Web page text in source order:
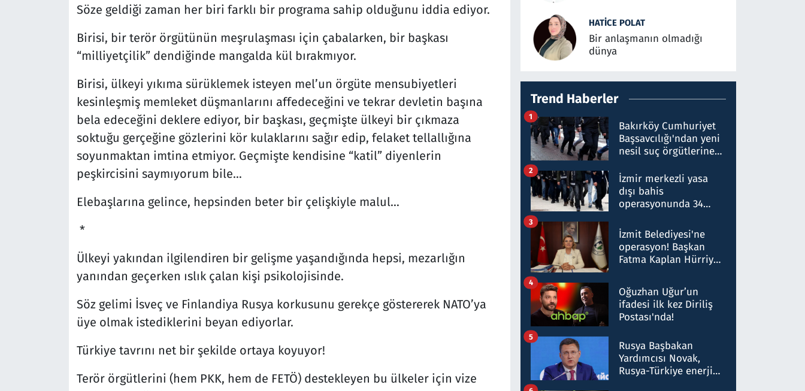
Söze geldiği zaman her biri farklı bir programa sahip olduğunu iddia ediyor.
Birisi, bir terör örgütünün meşrulaşması için çabalarken, bir başkası
“milliyetçilik” dendiğinde mangalda kül bırakmıyor.
Birisi, ülkeyi yıkıma sürüklemek isteyen mel’un örgüte mensubiyetleri
kesinleşmiş memleket düşmanlarını affedeceğini ve tekrar devletin başına
bela edeceğini deklere ediyor, bir başkası, geçmişte ülkeyi bir çıkmaza
soktuğu gerçeğine gözlerini kör kulaklarını sağır edip, felaket tellallığına
soyunmaktan imtina etmiyor. Geçmişte kendisine “katil” diyenlerin
peşkircisini saymıyorum bile…
Elebaşlarına gelince, hepsinden beter bir çelişkiyle malul…
*
Ülkeyi yakından ilgilendiren bir gelişme yaşandığında hepsi, mezarlığın
yanından geçerken ıslık çalan kişi psikolojisinde.
Söz gelimi İsveç ve Finlandiya Rusya korkusunu gerekçe göstererek NATO’ya
üye olmak istediklerini beyan ediyorlar.
Türkiye tavrını net bir şekilde ortaya koyuyor!
Terör örgütlerini (hem PKK, hem de FETÖ) destekleyen bu ülkeler için vize
HATICE POLAT
Bir anlaşmanın olmadığı
dünya
Trend Haberler
Bakırköy Cumhuriyet
Başsavcılığı'ndan yeni
nesil suç örgütlerine
hakkında gözaltı kararı
1
İzmir merkezli yasa
dışı bahis
operasyonunda 34
Milyar liralık para
trafiği tespit edildi
2
İzmit Belediyesi'ne
operasyon! Başkan
Fatma Kaplan Hürriyet
3
Oğuzhan Uğur’un
ifadesi ilk kez Diriliş
Postası'nda!
4
Rusya Başbakan
Yardımcısı Novak,
Rusya-Türkiye enerji
5